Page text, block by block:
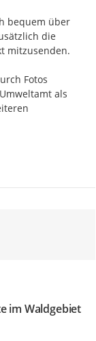
bequem über
die
mitzusenden.
Fotos
als
im Waldgebiet